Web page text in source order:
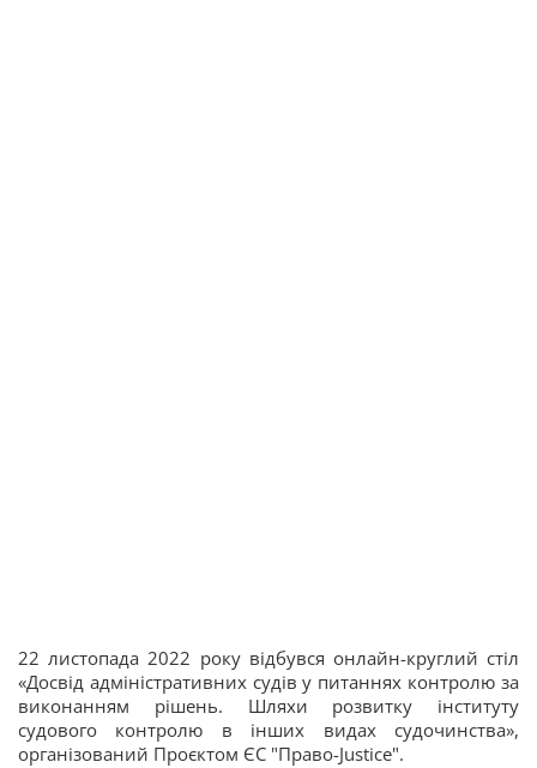
22 листопада 2022 року відбувся онлайн-круглий стіл
«Досвід адміністративних судів у питаннях контролю за
виконанням рішень. Шляхи розвитку інституту
судового контролю в інших видах судочинства»,
організований Проєктом ЄС "Право-Justice".